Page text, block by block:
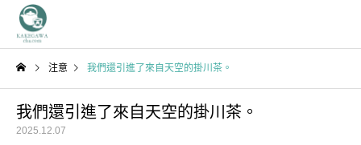
注意 我們還引進了來自天空的掛川茶。
我們還引進了來自天空的掛川茶。
2025.12.07